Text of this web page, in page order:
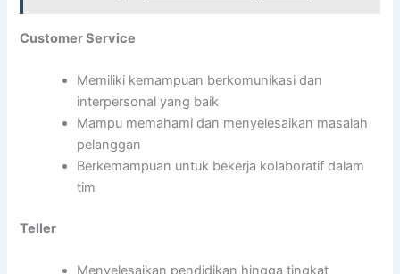
Customer Service
Memiliki kemampuan berkomunikasi dan
interpersonal yang baik
Mampu memahami dan menyelesaikan masalah
pelanggan
Berkemampuan untuk bekerja kolaboratif dalam
tim
Teller
Menyelesaikan pendidikan hingga tingkat